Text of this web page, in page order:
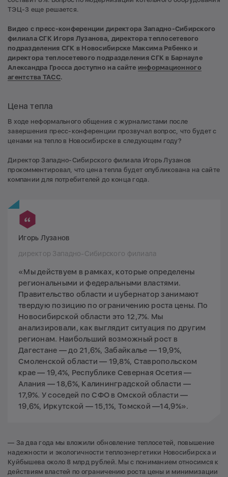
ТЭЦ-3 еще решается.
Видео с пресс-конференции директора Западно-Сибирского
филиала СГК Игоря Лузанова, директора теплосетевого
подразделения СГК в Новосибирске Максима Рябенко и
директора теплосетевого подразделения СГК в Барнауле
Александра Гросса доступно на сайте информационного
агентства ТАСС.
Цена тепла
В ходе неформального общения с журналистами после
завершения пресс-конференции прозвучал вопрос, что будет с
ценами на тепло в Новосибирске в следующем году?
Директор Западно-Сибирского филиала Игорь Лузанов
прокомментировал, что цена тепла будет опубликована на сайте
компании для потребителей до конца года.
Игорь Лузанов
директор Западно-Сибирского филиала
«Мы действуем в рамках, которые определены
региональными и федеральными властями.
Правительство области и uубернатор занимают
твердую позицию по ограничению роста цены. По
Новосибирской области это 12,7%. Мы
анализировали, как выглядит ситуация по другим
регионам. Наибольший возможный рост в
Дагестане — до 21,6%, Забайкалье — 19,9%,
Смоленской области — 19,8%, Ставропольском
крае — 19,4%, Республике Северная Осетия —
Алания — 18,6%, Калининградской области —
17,9%. У соседей по СФО в Омской области —
19,6%, Иркутской — 15,1%, Томской —14,9%».
— За два года мы вложили обновление теплосетей, повышение
надежности и экологичности теплоэнергетики Новосибирска и
Куйбышева около 8 млрд рублей. Мы с пониманием относимся к
действиям властей по ограничению роста цены и минимизации